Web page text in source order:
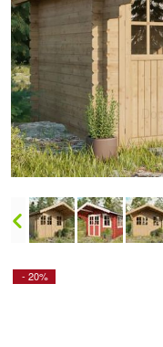
- 20%